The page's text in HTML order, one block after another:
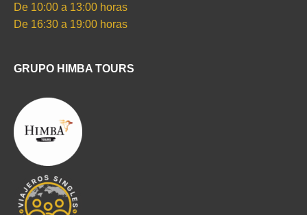
De 10:00 a 13:00 horas
De 16:30 a 19:00 horas
GRUPO HIMBA TOURS